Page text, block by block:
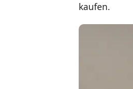
kaufen.